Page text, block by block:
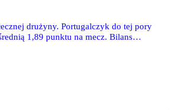
drużyny. Portugalczyk do tej pory
1,89 punktu na mecz. Bilans